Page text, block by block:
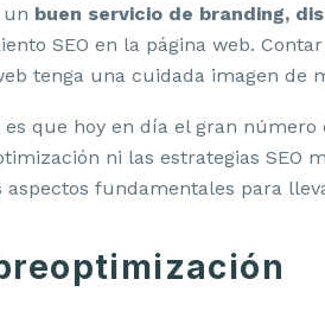
un buen servicio de branding,
SEO en la página web.
tenga una cuidada imagen de
es que hoy en día el gran
ni las estrategias SEO
aspectos fundamentales para